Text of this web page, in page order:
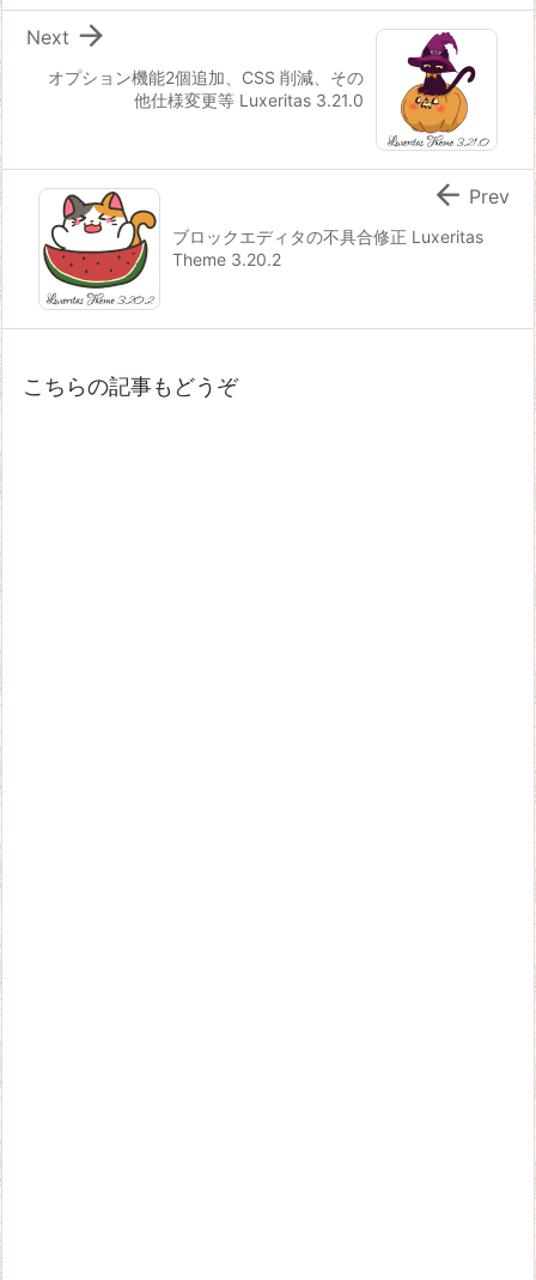
オプション機能2個追加、CSS 削減、その
他仕様変更等 Luxeritas 3.21.0

Next
ブロックエディタの不具合修正 Luxeritas
Theme 3.20.2
 Prev
こちらの記事もどうぞ